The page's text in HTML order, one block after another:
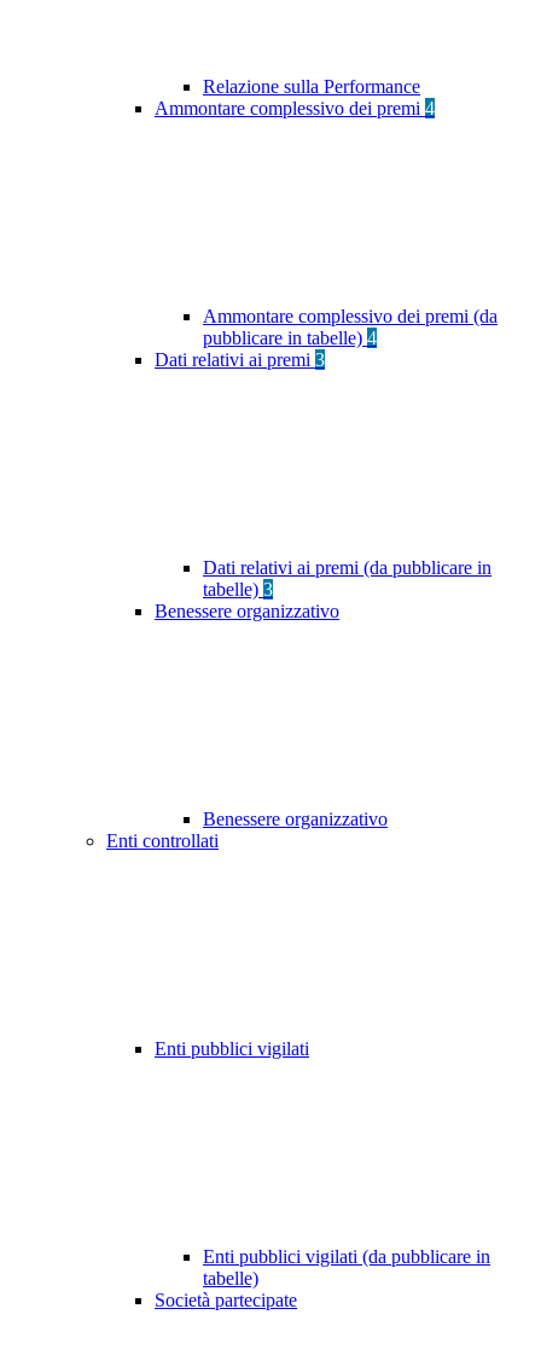
Relazione sulla Performance
Ammontare complessivo dei premi 4
Ammontare complessivo dei premi (da
pubblicare in tabelle) 4
Dati relativi ai premi 3
Dati relativi ai premi (da pubblicare in
tabelle) 3
Benessere organizzativo
Benessere organizzativo
Enti controllati
Enti pubblici vigilati
Enti pubblici vigilati (da pubblicare in
tabelle)
Società partecipate